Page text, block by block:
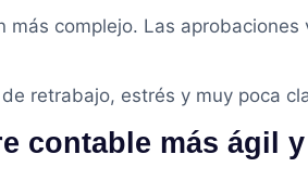
complejo. Las
retrabajo, estrés y muy poca
contable más ágil